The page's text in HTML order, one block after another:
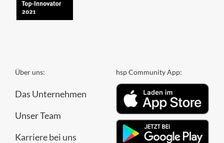
Über uns:
Das Unternehmen
Unser Team
Karriere bei uns
hsp Community App: